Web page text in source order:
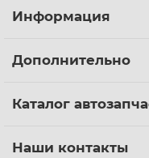
Информация
Дополнительно
Каталог
Наши контакты